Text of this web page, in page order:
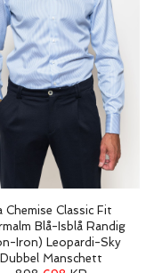
Chemise Classic Fit
Blå-Isblå Randig
Iron) Leopardi-Sky
Dubbel Manschett